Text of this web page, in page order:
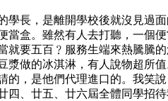
學長，是離開學校後就沒見過
當盒。雖然有人去打聽，一個
就要五百﹖服務生端來熱騰騰
漿做的冰淇淋，有人說物超所
的，是他們代理進口的。我笑
四、廿五、廿六屆全體同學招待